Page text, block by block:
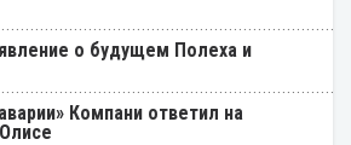
о будущем Полеха и
Компани ответил на